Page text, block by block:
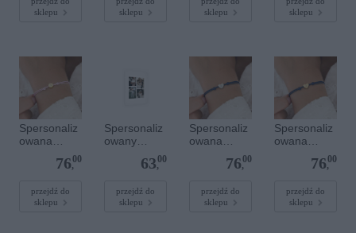
i - Szary - M
sklepu
sklepu
Srebrne
sklepu
sklepu
Spersonaliz
owana
bransoletka
sznurkowa -
Złote kółko
76,
00
przejdź do
sklepu
Spersonaliz
owany
plakat - 30 x
63,
00
przejdź do
sklepu
Spersonaliz
owana
bransoletka
sznurkowa -
Srebrne
serce
76,
00
przejdź do
sklepu
Spersonaliz
owana
bransoletka
sznurkowa -
Złote serce
76,
00
przejdź do
sklepu